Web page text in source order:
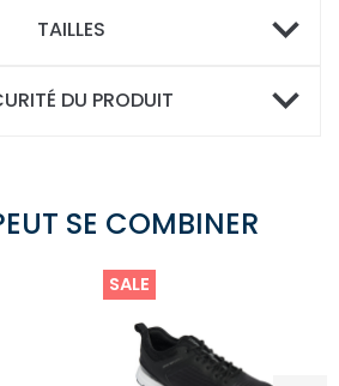
TAILLES
DU PRODUIT
SE COMBINER
SALE